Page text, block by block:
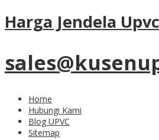
Harga Jendela Upvc
Home
Hubungi Kami
Blog UPVC
Sitemap